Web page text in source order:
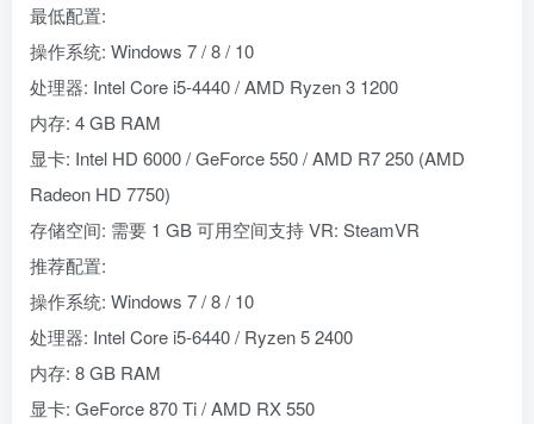
最低配置:
操作系统: Windows 7 / 8 / 10
处理器: Intel Core i5-4440 / AMD Ryzen 3 1200
内存: 4 GB RAM
显卡: Intel HD 6000 / GeForce 550 / AMD R7 250 (AMD
Radeon HD 7750)
存储空间: 需要 1 GB 可用空间支持 VR: SteamVR
推荐配置:
操作系统: Windows 7 / 8 / 10
处理器: Intel Core i5-6440 / Ryzen 5 2400
内存: 8 GB RAM
显卡: GeForce 870 Ti / AMD RX 550